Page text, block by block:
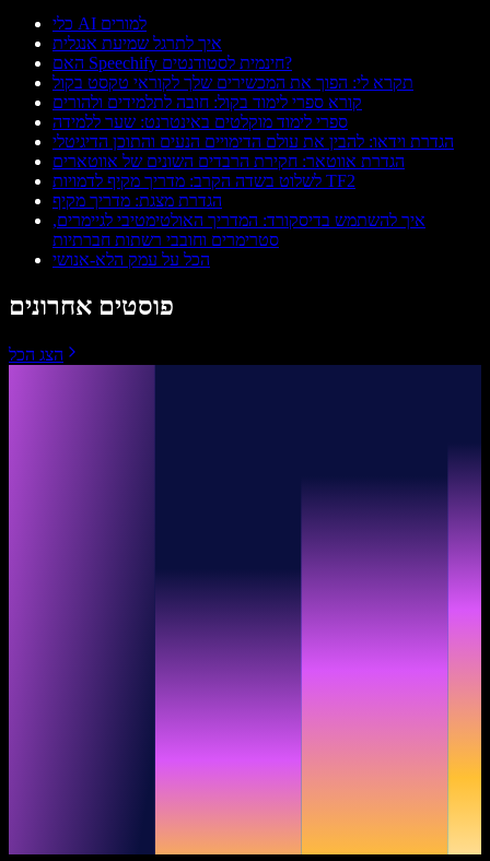
כלי AI למורים
איך לתרגל שמיעת אנגלית
האם Speechify חינמית לסטודנטים?
תקרא לי: הפוך את המכשירים שלך לקוראי טקסט בקול
קורא ספרי לימוד בקול: חובה לתלמידים ולהורים
ספרי לימוד מוקלטים באינטרנט: שער ללמידה
הגדרת וידאו: להבין את עולם הדימויים הנעים והתוכן הדיגיטלי
הגדרת אווטאר: חקירת הרבדים השונים של אווטארים
לשלוט בשדה הקרב: מדריך מקיף לדמויות TF2
הגדרת מצגת: מדריך מקיף
איך להשתמש בדיסקורד: המדריך האולטימטיבי לגיימרים,
סטרימרים וחובבי רשתות חברתיות
הכל על עמק הלא-אנושי
פוסטים אחרונים
הצג הכל